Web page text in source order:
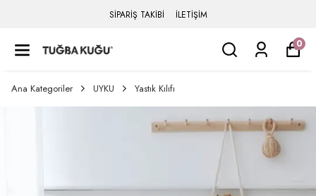
SİPARİŞ TAKİBİ İLETİŞİM
0
Ana Kategoriler UYKU Yastık Kılıfı